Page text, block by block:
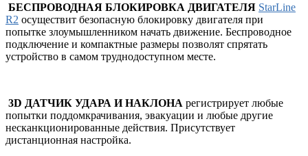
БЕСПРОВОДНАЯ БЛОКИРОВКА ДВИГАТЕЛЯ StarLine
R2 осуществит безопасную блокировку двигателя при
попытке злоумышленником начать движение. Беспроводное
подключение и компактные размеры позволят спрятать
устройство в самом труднодоступном месте.
3D ДАТЧИК УДАРА И НАКЛОНА регистрирует любые
попытки поддомкрачивания, эвакуации и любые другие
несканкционированные действия. Присутствует
дистанционная настройка.